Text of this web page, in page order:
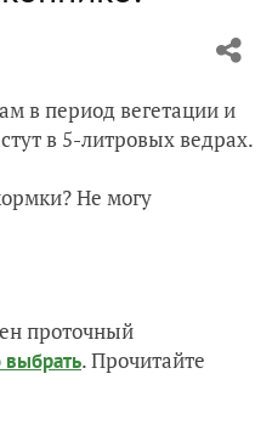
в период вегетации и
в 5-литровых ведрах.
Не могу
проточный
выбрать. Прочитайте